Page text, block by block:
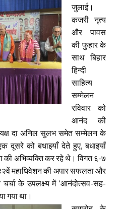
जुलाई।
कजरी नृत्य
और पावस
की फुहार के
साथ बिहार
हिन्दी
साहित्य
सम्मेलन
रविवार को
आनंद की
दा अनिल सुलभ समेत सम्मेलन के
दूसरे को बधाइयाँ देते हुए, बधाइयाँ
की अभिव्यक्ति कर रहे थे। विगत ६-७
महाधिवेशन की अपार सफलता और
चर्चा के उपलक्ष्य में ‘आनंदोत्सव-सह-
गया था।